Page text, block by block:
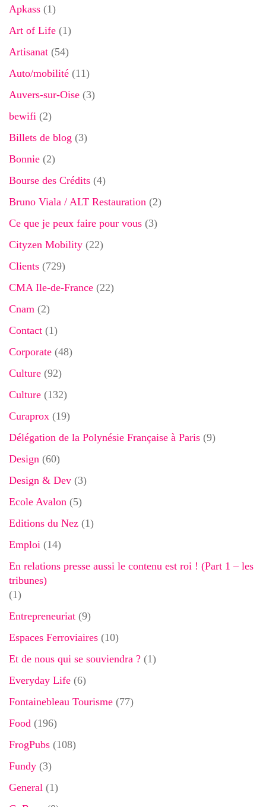
Apkass (1)
Art of Life (1)
Artisanat (54)
Auto/mobilité (11)
Auvers-sur-Oise (3)
bewifi (2)
Billets de blog (3)
Bonnie (2)
Bourse des Crédits (4)
Bruno Viala / ALT Restauration (2)
Ce que je peux faire pour vous (3)
Cityzen Mobility (22)
Clients (729)
CMA Ile-de-France (22)
Cnam (2)
Contact (1)
Corporate (48)
Culture (92)
Culture (132)
Curaprox (19)
Délégation de la Polynésie Française à Paris (9)
Design (60)
Design & Dev (3)
Ecole Avalon (5)
Editions du Nez (1)
Emploi (14)
En relations presse aussi le contenu est roi ! (Part 1 – les
tribunes)
(1)
Entrepreneuriat (9)
Espaces Ferroviaires (10)
Et de nous qui se souviendra ? (1)
Everyday Life (6)
Fontainebleau Tourisme (77)
Food (196)
FrogPubs (108)
Fundy (3)
General (1)